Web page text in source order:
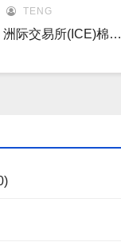
TENG
洲际交易所(ICE)棉…